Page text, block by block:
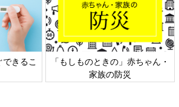
単品でごく少量ずつ与えるのが基本です。
募集中！／
たまひよ編集部と一緒にInstagramなどで
インスタグラマー（通称：たまひよ
好奇心旺盛で、頻繁にInstagramでトレ
方、大歓迎です。
きるこ
「もしものときの」赤ちゃん・
家族の防災